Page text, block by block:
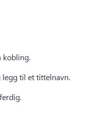
kobling.
legg til et tittelnavn.